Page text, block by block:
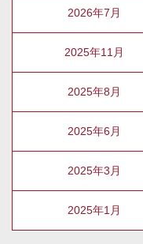
2026年7月
2025年11月
2025年8月
2025年6月
2025年3月
2025年1月